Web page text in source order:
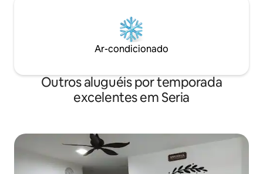
Ar-condicionado
Outros aluguéis por temporada
excelentes em Seria